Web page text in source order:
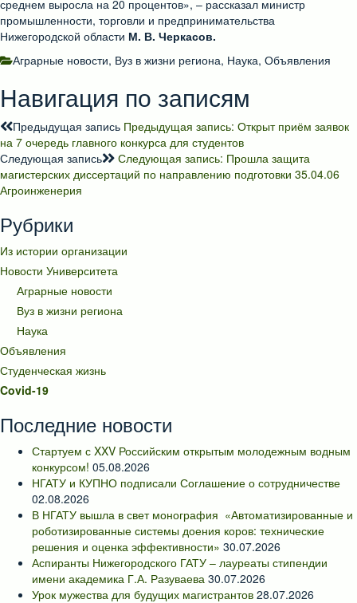
среднем выросла на 20 процентов», – рассказал министр
промышленности, торговли и предпринимательства
Нижегородской области М. В. Черкасов.
Аграрные новости, Вуз в жизни региона, Наука, Объявления
Навигация по записям
Предыдущая запись Предыдущая запись: Открыт приём заявок
на 7 очередь главного конкурса для студентов
Следующая запись
Следующая запись: Прошла защита
магистерских диссертаций по направлению подготовки 35.04.06
Агроинженерия
Рубрики
Из истории организации
Новости Университета
Аграрные новости
Вуз в жизни региона
Наука
Объявления
Студенческая жизнь
Covid-19
Последние новости
Стартуем с XXV Российским открытым молодежным водным
конкурсом! 05.08.2026
НГАТУ и КУПНО подписали Соглашение о сотрудничестве
02.08.2026
В НГАТУ вышла в свет монография «Автоматизированные и
роботизированные системы доения коров: технические
решения и оценка эффективности» 30.07.2026
Аспиранты Нижегородского ГАТУ – лауреаты стипендии
имени академика Г.А. Разуваева 30.07.2026
Урок мужества для будущих магистрантов 28.07.2026